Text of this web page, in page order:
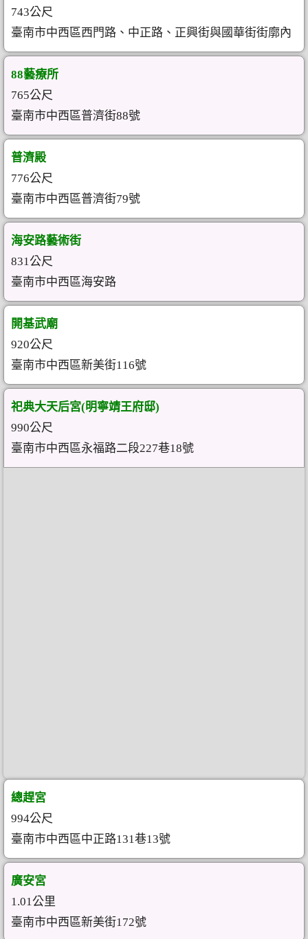
743公尺
臺南市中西區西門路、中正路、正興街與國華街街廓內
88藝療所
765公尺
臺南市中西區普濟街88號
普濟殿
776公尺
臺南市中西區普濟街79號
海安路藝術街
831公尺
臺南市中西區海安路
開基武廟
920公尺
臺南市中西區新美街116號
祀典大天后宮(明寧靖王府邸)
990公尺
臺南市中西區永福路二段227巷18號
總趕宮
994公尺
臺南市中西區中正路131巷13號
廣安宮
1.01公里
臺南市中西區新美街172號